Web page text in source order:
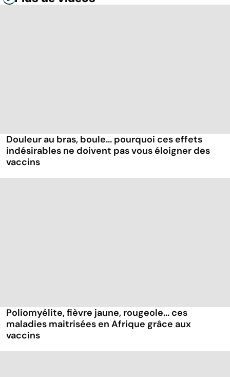
Douleur au bras, boule... pourquoi ces effets
indésirables ne doivent pas vous éloigner des
vaccins
Poliomyélite, fièvre jaune, rougeole... ces
maladies maitrisées en Afrique grâce aux
vaccins